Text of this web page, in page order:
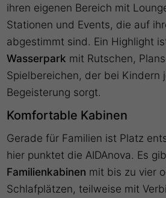
ihren eigenen Bereich mit
Stationen und Events, die auf
abgestimmt sind. Ein Highlight
Wasserpark mit Rutschen,
Spielbereichen, der bei Kindern
Begeisterung sorgt.
Komfortable Kabinen
Gerade für Familien ist Platz
hier punktet die AIDAnova. Es
Familienkabinen mit bis zu vier
Schlafplätzen, teilweise mit